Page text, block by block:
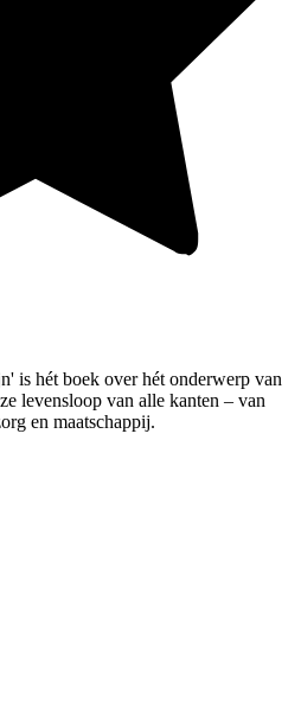
is hét boek over hét onderwerp van
levensloop van alle kanten – van
en maatschappij.